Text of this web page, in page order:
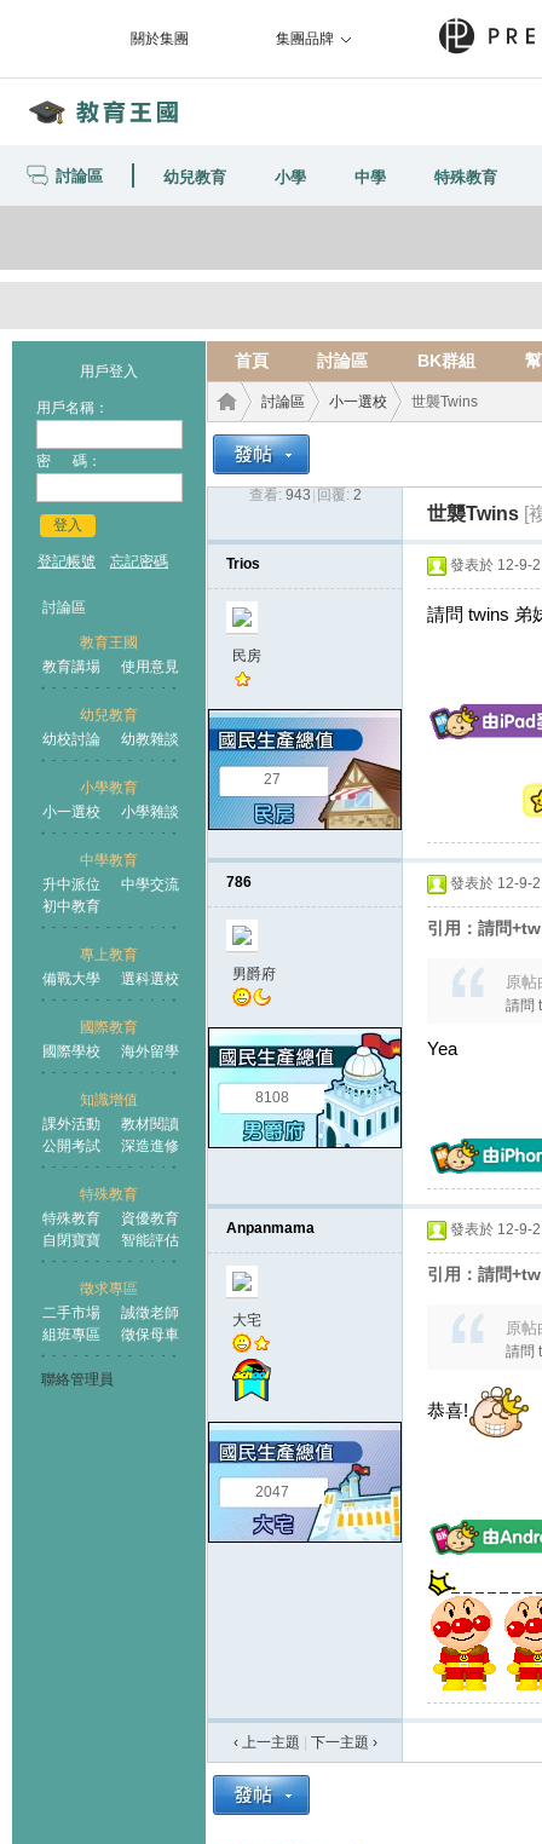
關於集團 集團品牌
討論區 幼兒教育 小學 中學 特殊教育
用戶登入
用戶名稱：
密 碼：
登入
登記帳號 忘記密碼
討論區
教育王國
教育講場
使用意見
幼兒教育
幼校討論
幼教雜談
小學教育
小一選校
小學雜談
中學教育
升中派位
中學交流
初中教育
專上教育
備戰大學
選科選校
國際教育
國際學校
海外留學
知識增值
課外活動
教材閱讀
公開考試
深造進修
特殊教育
特殊教育
資優教育
自閉寶寶
智能評估
徵求專區
二手市場
誠徵老師
組班專區
徵保母車
聯絡管理員
首頁 討論區 BK群組
王國
討論區
›
小一選校 世襲Twins
查看: 943 回覆: 2
世襲Twins [
Trios
民房
27
發表於 12-9-
請問 twins 弟
786
男爵府
8108
發表於 12-9-
引用：請問
原
請問
Yea
Anpanmama
大宅
2047
發表於 12-9-
引用：請問
原
請問
恭喜!
‹ 上一主題 下一主題 ›